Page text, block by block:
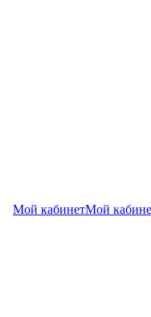
Мой кабинетМой